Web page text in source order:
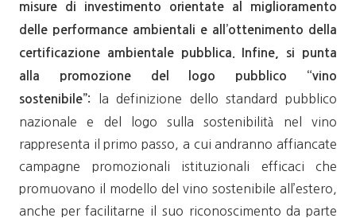
misure di investimento orientate al miglioramento
delle performance ambientali e all’ottenimento della
certificazione ambientale pubblica. Infine, si punta
alla promozione del logo pubblico “vino
sostenibile”: la definizione dello standard pubblico
nazionale e del logo sulla sostenibilità nel vino
rappresenta il primo passo, a cui andranno affiancate
campagne promozionali istituzionali efficaci che
promuovano il modello del vino sostenibile all’estero,
anche per facilitarne il suo riconoscimento da parte